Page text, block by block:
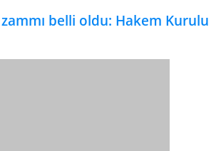
belli oldu: Hakem Kurulu